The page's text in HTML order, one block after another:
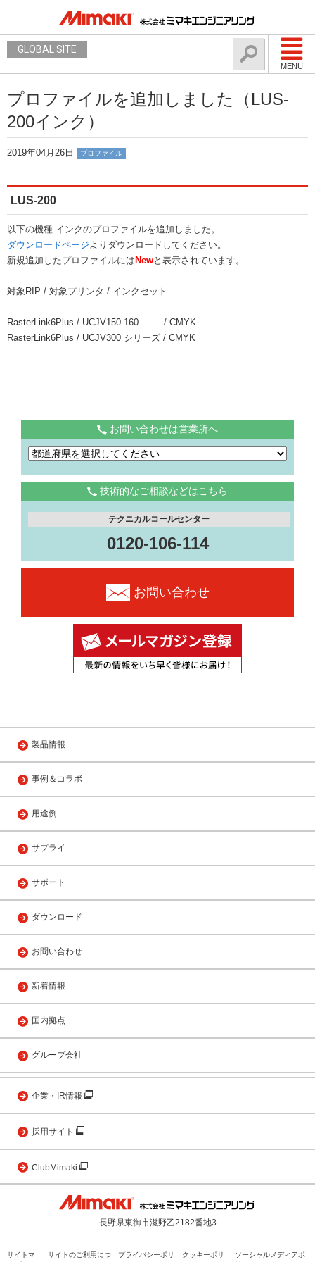
MENU
GLOBAL SITE
プロファイルを追加しました（LUS-
200インク）
2019年04月26日 プロファイル
LUS-200
以下の機種-インクのプロファイルを追加しました。
ダウンロードページよりダウンロードしてください。
新規追加したプロファイルには Newと表示されています。
対象RIP / 対象プリンタ / インクセット
RasterLink6Plus / UCJV150-160 / CMYK
RasterLink6Plus / UCJV300 シリーズ / CMYK
お問い合わせは営業所へ
技術的なご相談などはこちら
テクニカルコールセンター
0120-106-114
お問い合わせ
製品情報
事例＆コラボ
用途例
サプライ
サポート
ダウンロード
お問い合わせ
新着情報
国内拠点
グループ会社
企業・IR情報
採用サイト
ClubMimaki
長野県東御市滋野乙2182番地3
サイトマ
サイトのご利用につ
プライバシーポリ
クッキーポリ
ソーシャルメディアポ